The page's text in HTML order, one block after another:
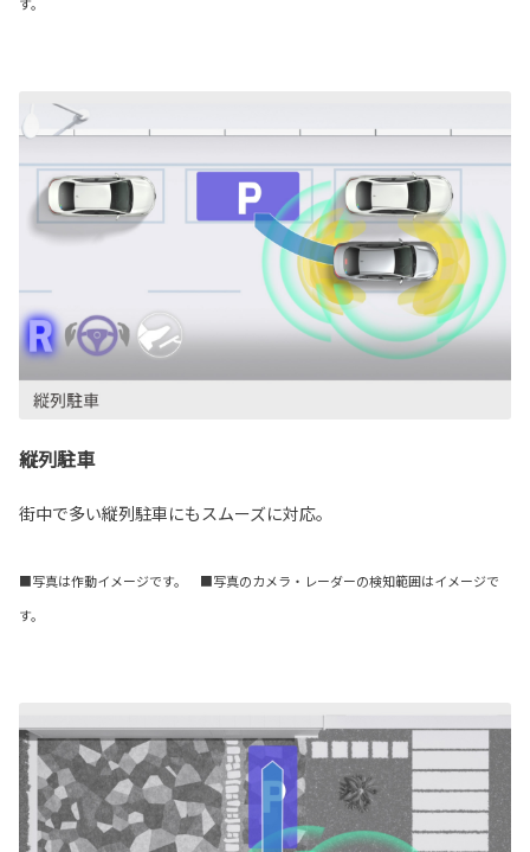
縦列駐車
街中で多い縦列駐車にもスムーズに対応。
■写真は作動イメージです。 ■写真のカメラ・レーダーの検知範囲はイメージで
す。